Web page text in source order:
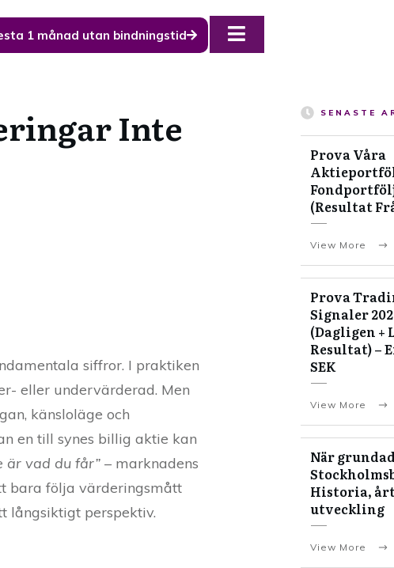
1 månad utan bindningstid
Inte
siffror. I praktiken
eller undervärderad. Men
känsloläge och
en till synes billig aktie kan
är vad du får” – marknadens
bara följa värderingsmått
långsiktigt perspektiv.
SENASTE
Prova Våra
(Resultat
View More
Prova
Signaler
(Dagligen +
Resultat) –
SEK
View More
När
Historia,
utveckling
View More